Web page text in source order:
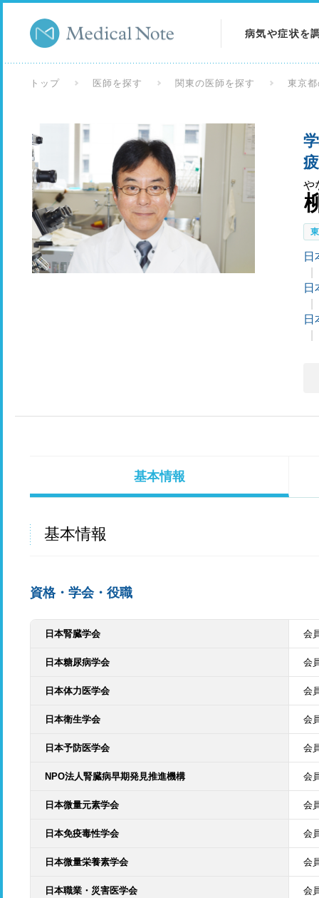
病気や症状を
検査を調べる
トップ 医師を探す 関東の医師を探す 東京
や
日
日
日
基本情報
基本情報
資格・学会・役職
日本腎臓学会 会
日本糖尿病学会 会
日本体力医学会 会
日本衛生学会 会
日本予防医学会 会
NPO法人腎臓病早期発見推進機構 会
日本微量元素学会 会
日本免疫毒性学会 会
日本微量栄養素学会 会
日本職業・災害医学会 会